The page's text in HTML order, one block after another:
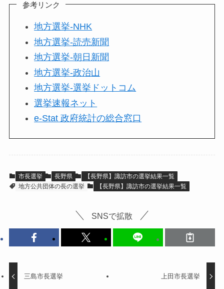
参考リンク
地方選挙-NHK
地方選挙-読売新聞
地方選挙-朝日新聞
地方選挙-政治山
地方選挙-選挙ドットコム
選挙速報ネット
e-Stat 政府統計の総合窓口
市長選挙 長野県
【長野県】諏訪市の選挙結果一覧
地方公共団体の長の選挙
【長野県】諏訪市の選挙結果一覧
SNSで拡散
三島市長選挙 上田市長選挙